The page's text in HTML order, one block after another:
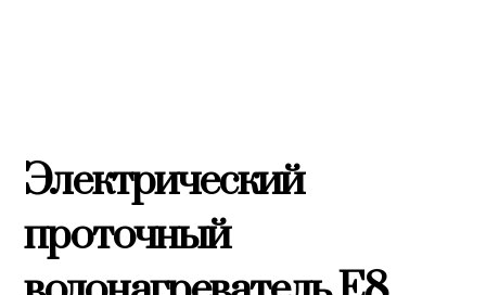
Электрический
проточный